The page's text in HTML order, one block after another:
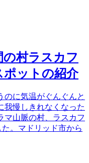
村ラスカフ
ポットの紹介
のに気温がぐんぐんと
我慢しきれなくなった
マ山脈の村、ラスカフ
た。マドリッド市から